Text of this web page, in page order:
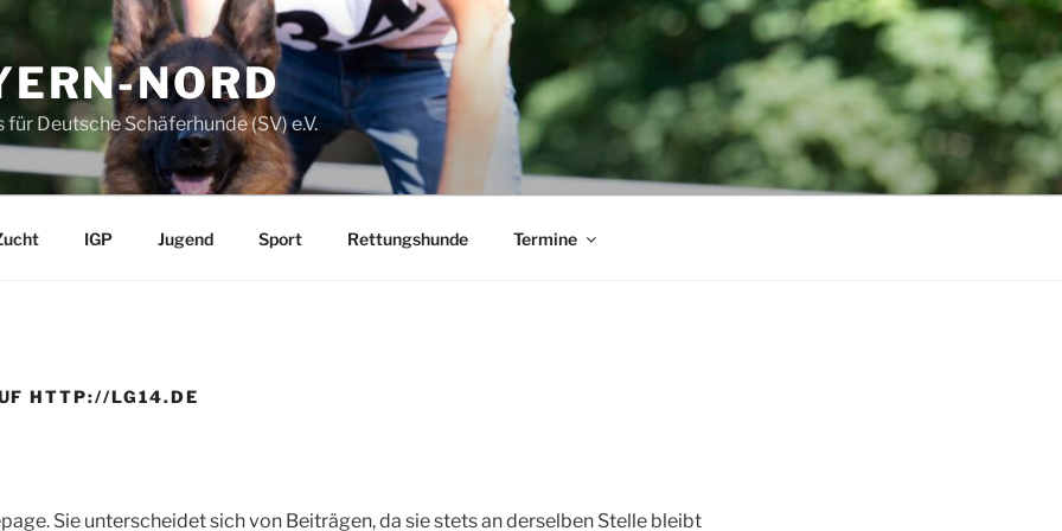
NORD
Deutsche Schäferhunde (SV) e.V.
IGP Jugend Sport Rettungshunde Termine
HTTP://LG14.DE
Sie unterscheidet sich von Beiträgen, da sie stets an derselben Stelle bleibt